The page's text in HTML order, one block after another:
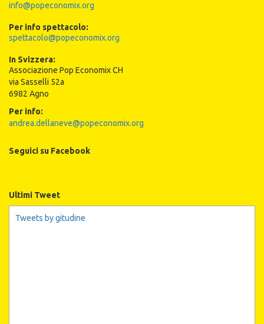
info@popeconomix.org
Per info spettacolo:
spettacolo@popeconomix.org
In Svizzera:
Associazione Pop Economix CH
via Sasselli 52a
6982 Agno
Per info:
andrea.dellaneve@popeconomix.org
Seguici su Facebook
Ultimi Tweet
Tweets by gitudine